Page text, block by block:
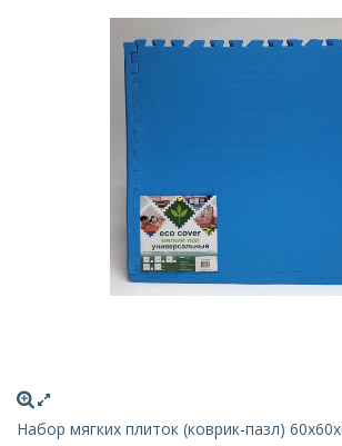
Набор мягких плиток (коврик-пазл)